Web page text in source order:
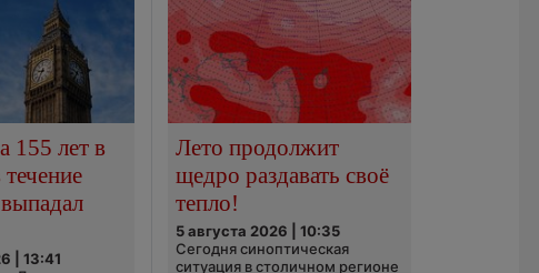
155 лет в
| 13:41
Лето продолжит
щедро раздавать своё
тепло!
5 августа 2026 | 10:35
Сегодня синоптическая
ситуация в столичном регионе